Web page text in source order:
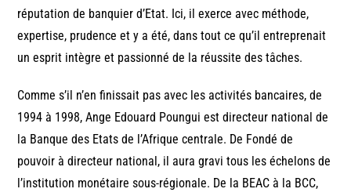
réputation de banquier d’Etat. Ici, il exerce avec méthode,
expertise, prudence et y a été, dans tout ce qu’il entreprenait
un esprit intègre et passionné de la réussite des tâches.
Comme s’il n’en finissait pas avec les activités bancaires, de
1994 à 1998, Ange Edouard Poungui est directeur national de
la Banque des Etats de l’Afrique centrale. De Fondé de
pouvoir à directeur national, il aura gravi tous les échelons de
l’institution monétaire sous-régionale. De la BEAC à la BCC,